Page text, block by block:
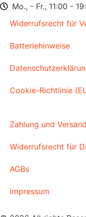
Mo., - Fr., 11:00 -
Widerrufsrecht für
Batteriehinweise
Cookie-Richtlinie
Zahlung und Versand
Widerrufsrecht für
AGBs
Impressum​